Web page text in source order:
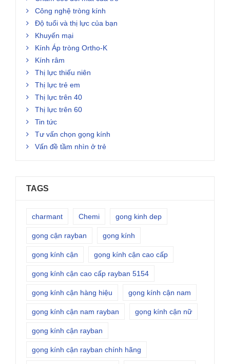
Công nghệ tròng kính
Độ tuổi và thị lực của bạn
Khuyến mại
Kính Áp tròng Ortho-K
Kính râm
Thị lực thiếu niên
Thị lực trẻ em
Thị lực trên 40
Thị lực trên 60
Tin tức
Tư vấn chọn gọng kính
Vấn đề tầm nhìn ở trẻ
TAGS
charmant Chemi gong kinh dep
gọng cận rayban gọng kính
gọng kính cận gọng kính cận cao cấp
gọng kính cận cao cấp rayban 5154
gọng kính cận hàng hiệu gọng kính cận nam
gọng kính cận nam rayban gọng kính cận nữ
gọng kính cận rayban
gọng kính cận rayban chính hãng